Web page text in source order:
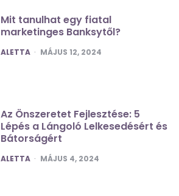
Mit tanulhat egy fiatal
marketinges Banksytől?
POSTED
ALETTA MÁJUS 12, 2024
Az Önszeretet Fejlesztése: 5
Lépés a Lángoló Lelkesedésért és
Bátorságért
POSTED
ALETTA MÁJUS 4, 2024